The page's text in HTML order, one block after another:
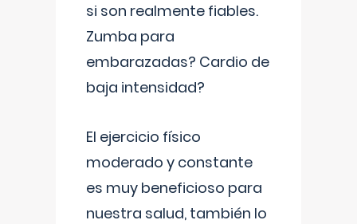
si son realmente fiables.
Zumba para
embarazadas? Cardio de
baja intensidad?
El ejercicio físico
moderado y constante
es muy beneficioso para
nuestra salud, también lo